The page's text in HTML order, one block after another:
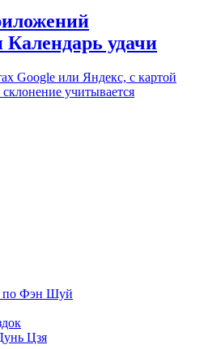
Календарь удачи
по Фэн Шуй